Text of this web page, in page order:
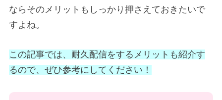
ならそのメリットもしっかり押さえておきたいで
すよね。
この記事では、耐久配信をするメリットも紹介す
るので、ぜひ参考にしてください！